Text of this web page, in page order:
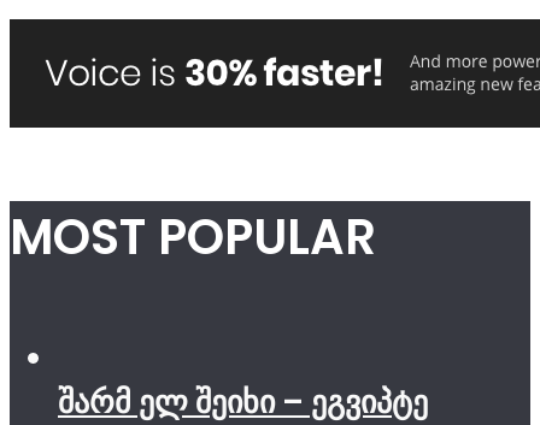
MOST POPULAR
შარმ ელ შეიხი – ეგვიპტე